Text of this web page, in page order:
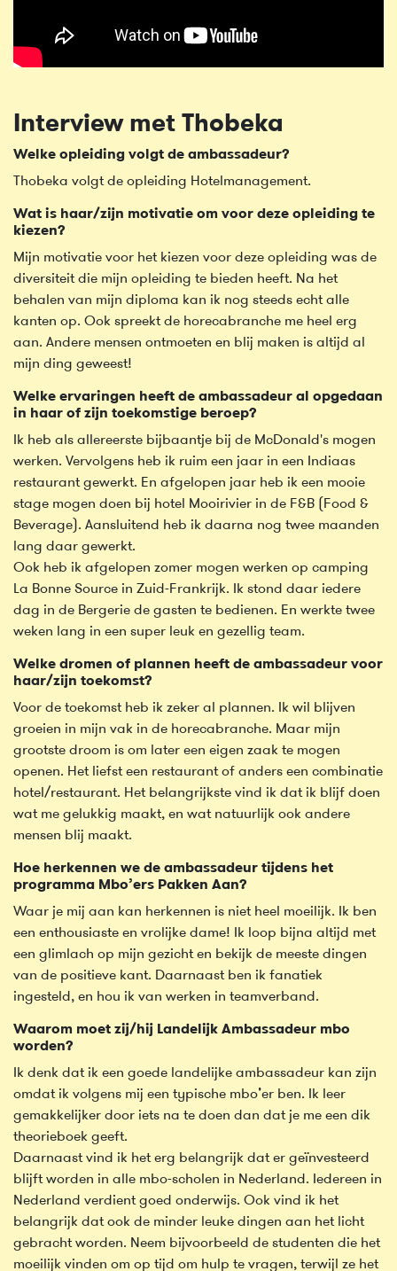
Interview met Thobeka
Welke opleiding volgt de ambassadeur?
Thobeka volgt de opleiding Hotelmanagement.
Wat is haar/zijn motivatie om voor deze opleiding te
kiezen?
Mijn motivatie voor het kiezen voor deze opleiding was de
diversiteit die mijn opleiding te bieden heeft. Na het
behalen van mijn diploma kan ik nog steeds echt alle
kanten op. Ook spreekt de horecabranche me heel erg
aan. Andere mensen ontmoeten en blij maken is altijd al
mijn ding geweest!
Welke ervaringen heeft de ambassadeur al opgedaan
in haar of zijn toekomstige beroep?
Ik heb als allereerste bijbaantje bij de McDonald's mogen
werken. Vervolgens heb ik ruim een jaar in een Indiaas
restaurant gewerkt. En afgelopen jaar heb ik een mooie
stage mogen doen bij hotel Mooirivier in de F&B (Food &
Beverage). Aansluitend heb ik daarna nog twee maanden
lang daar gewerkt.
Ook heb ik afgelopen zomer mogen werken op camping
La Bonne Source in Zuid-Frankrijk. Ik stond daar iedere
dag in de Bergerie de gasten te bedienen. En werkte twee
weken lang in een super leuk en gezellig team.
Welke dromen of plannen heeft de ambassadeur voor
haar/zijn toekomst?
Voor de toekomst heb ik zeker al plannen. Ik wil blijven
groeien in mijn vak in de horecabranche. Maar mijn
grootste droom is om later een eigen zaak te mogen
openen. Het liefst een restaurant of anders een combinatie
hotel/restaurant. Het belangrijkste vind ik dat ik blijf doen
wat me gelukkig maakt, en wat natuurlijk ook andere
mensen blij maakt.
Hoe herkennen we de ambassadeur tijdens het
programma Mbo’ers Pakken Aan?
Waar je mij aan kan herkennen is niet heel moeilijk. Ik ben
een enthousiaste en vrolijke dame! Ik loop bijna altijd met
een glimlach op mijn gezicht en bekijk de meeste dingen
van de positieve kant. Daarnaast ben ik fanatiek
ingesteld, en hou ik van werken in teamverband.
Waarom moet zij/hij Landelijk Ambassadeur mbo
worden?
Ik denk dat ik een goede landelijke ambassadeur kan zijn
omdat ik volgens mij een typische mbo’er ben. Ik leer
gemakkelijker door iets na te doen dan dat je me een dik
theorieboek geeft.
Daarnaast vind ik het erg belangrijk dat er geïnvesteerd
blijft worden in alle mbo-scholen in Nederland. Iedereen in
Nederland verdient goed onderwijs. Ook vind ik het
belangrijk dat ook de minder leuke dingen aan het licht
gebracht worden. Neem bijvoorbeeld de studenten die het
moeilijk vinden om op tijd om hulp te vragen, terwijl ze het